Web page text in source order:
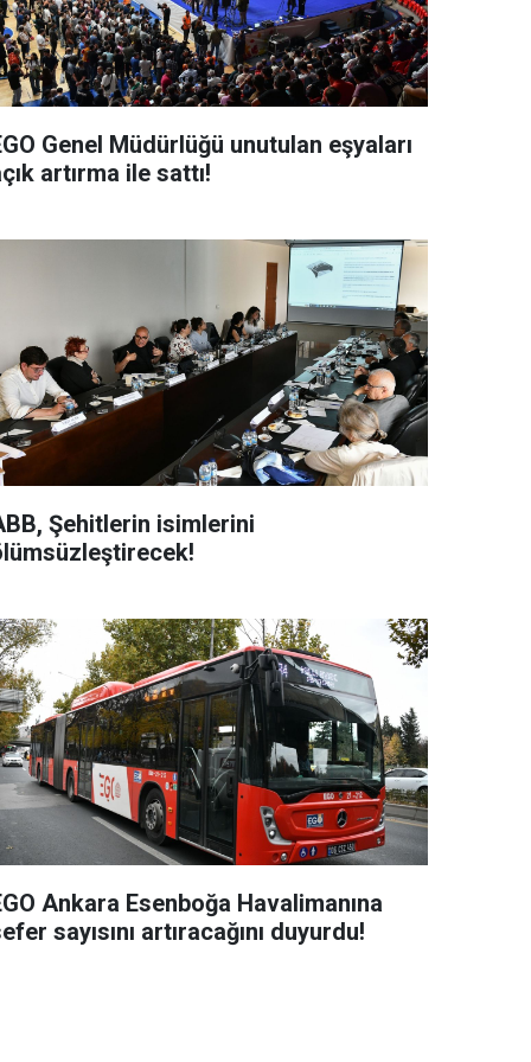
Genel Müdürlüğü unutulan eşyaları
artırma ile sattı!
Şehitlerin isimlerini
Ankara Esenboğa Havalimanına
sayısını artıracağını duyurdu!